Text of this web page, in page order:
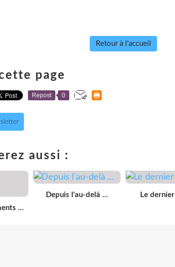
Retour à l'accueil
page
Repost 0
aussi :
...
Depuis l'au-delà ... Le